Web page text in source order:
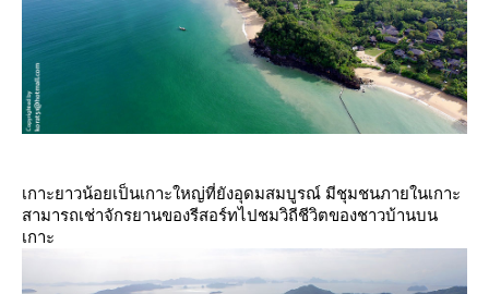
เกาะยาวน้อยเป็นเกาะใหญ่ที่ยังอุดมสมบูรณ์ มีชุมชนภายในเกาะ
สามารถเช่าจักรยานของรีสอร์ทไปชมวิถีชีวิตของชาวบ้านบน
เกาะ